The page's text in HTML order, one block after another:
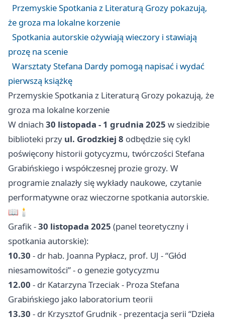
Przemyskie Spotkania z Literaturą Grozy pokazują,
że groza ma lokalne korzenie
Spotkania autorskie ożywiają wieczory i stawiają
prozę na scenie
Warsztaty Stefana Dardy pomogą napisać i wydać
pierwszą książkę
Przemyskie Spotkania z Literaturą Grozy pokazują, że
groza ma lokalne korzenie
W dniach 30 listopada - 1 grudnia 2025 w siedzibie
biblioteki przy ul. Grodzkiej 8 odbędzie się cykl
poświęcony historii gotycyzmu, twórczości Stefana
Grabińskiego i współczesnej prozie grozy. W
programie znalazły się wykłady naukowe, czytanie
performatywne oraz wieczorne spotkania autorskie.
📖🕯️
Grafik -30 listopada 2025 (panel teoretyczny i
spotkania autorskie):
10.30 - dr hab. Joanna Pypłacz, prof. UJ - “Głód
niesamowitości” - o genezie gotycyzmu
12.00 - dr Katarzyna Trzeciak - Proza Stefana
Grabińskiego jako laboratorium teorii
13.30 - dr Krzysztof Grudnik - prezentacja serii “Dzieła